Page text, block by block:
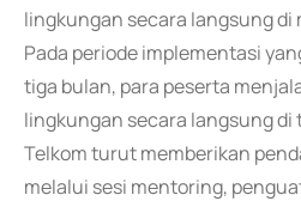
lingkungan secara langsung di
Pada periode implementasi
tiga bulan, para peserta
lingkungan secara langsung di
Telkom turut memberikan
melalui sesi mentoring,